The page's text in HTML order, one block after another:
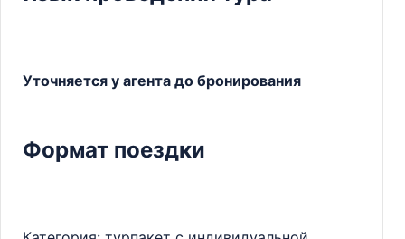
Уточняется у агента до бронирования
Формат поездки